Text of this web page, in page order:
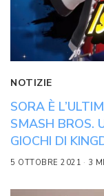
NOTIZIE
SORA È
SMASH BROS.
GIOCHI DI
5 OTTOBRE 2021 3